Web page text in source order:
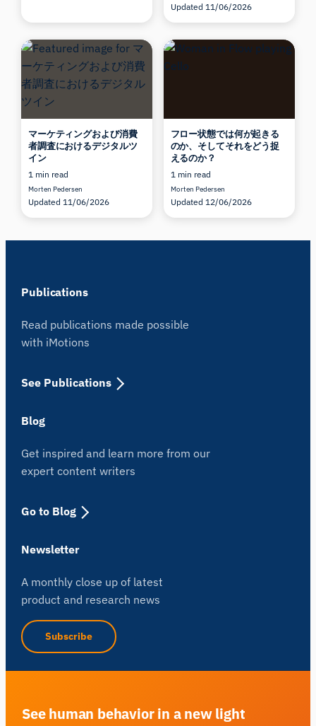
Updated 11/06/2026
マーケティングおよび消費
者調査におけるデジタルツ
イン
1 min read
Morten Pedersen
Updated 11/06/2026
フロー状態では何が起きる
のか、そしてそれをどう捉
えるのか？
1 min read
Morten Pedersen
Updated 12/06/2026
Publications
Read publications made possible
with iMotions
See Publications
Blog
Get inspired and learn more from our
expert content writers
Go to Blog
Newsletter
A monthly close up of latest
product and research news
Subscribe
See human behavior in a new light